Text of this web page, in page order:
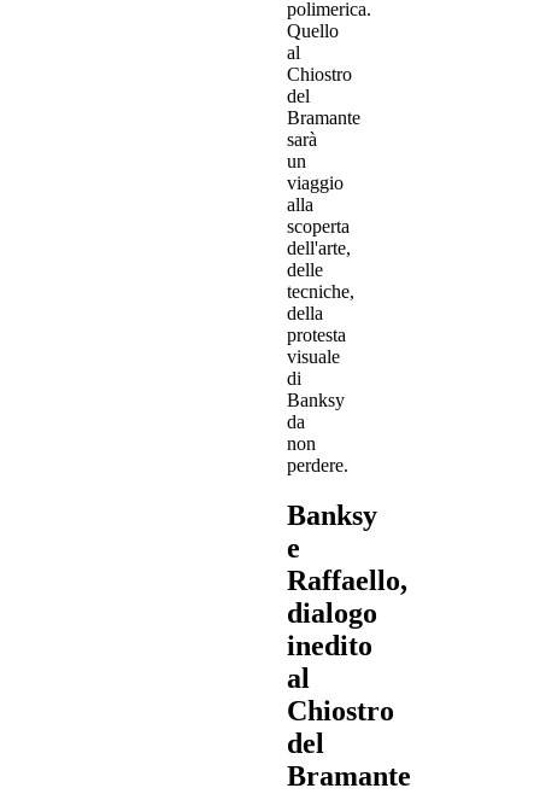
polimerica.
Quello
al
Chiostro
del
Bramante
sarà
un
viaggio
alla
scoperta
dell'arte,
delle
tecniche,
della
protesta
visuale
di
Banksy
da
non
perdere.
Banksy
e
Raffaello,
dialogo
inedito
al
Chiostro
del
Bramante